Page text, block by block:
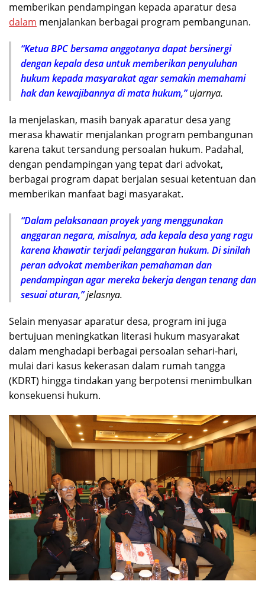
memberikan pendampingan kepada aparatur desa
dalam menjalankan berbagai program pembangunan.
“Ketua BPC bersama anggotanya dapat bersinergi
dengan kepala desa untuk memberikan penyuluhan
hukum kepada masyarakat agar semakin memahami
hak dan kewajibannya di mata hukum,”ujarnya.
Ia menjelaskan, masih banyak aparatur desa yang
merasa khawatir menjalankan program pembangunan
karena takut tersandung persoalan hukum. Padahal,
dengan pendampingan yang tepat dari advokat,
berbagai program dapat berjalan sesuai ketentuan dan
memberikan manfaat bagi masyarakat.
“Dalam pelaksanaan proyek yang menggunakan
anggaran negara, misalnya, ada kepala desa yang ragu
karena khawatir terjadi pelanggaran hukum. Di sinilah
peran advokat memberikan pemahaman dan
pendampingan agar mereka bekerja dengan tenang dan
sesuai aturan,”jelasnya.
Selain menyasar aparatur desa, program ini juga
bertujuan meningkatkan literasi hukum masyarakat
dalam menghadapi berbagai persoalan sehari-hari,
mulai dari kasus kekerasan dalam rumah tangga
(KDRT) hingga tindakan yang berpotensi menimbulkan
konsekuensi hukum.